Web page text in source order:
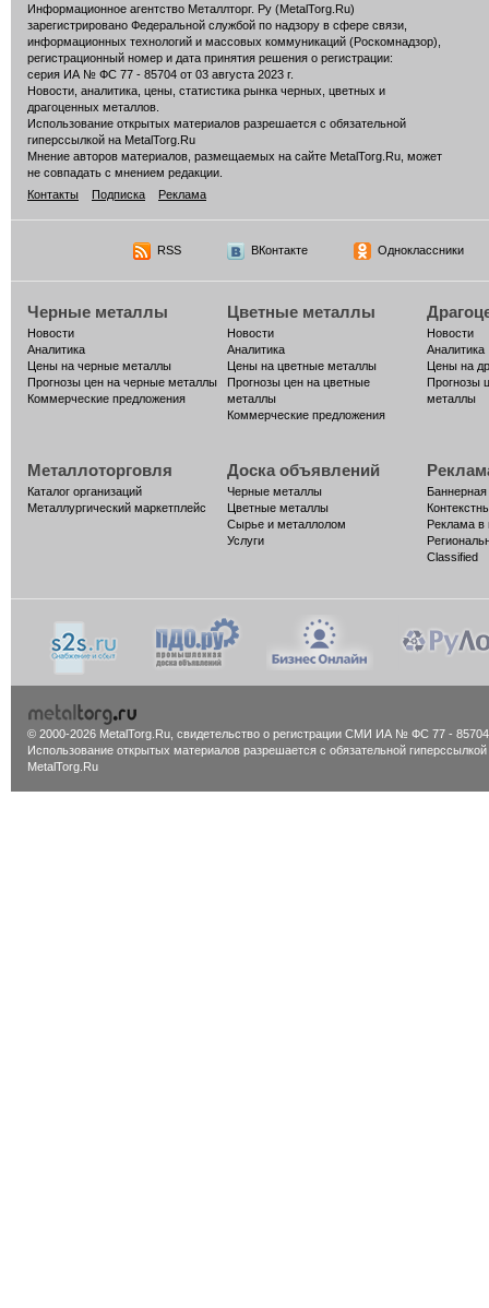
Информационное агентство Металлторг. Ру (MetalTorg.Ru)
зарегистрировано Федеральной службой по надзору в сфере связи,
информационных технологий и массовых коммуникаций (Роскомнадзор),
регистрационный номер и дата принятия решения о регистрации:
серия ИА № ФС 77 - 85704 от 03 августа 2023 г.
Новости, аналитика, цены, статистика рынка черных, цветных и
драгоценных металлов.
Использование открытых материалов разрешается с обязательной
гиперссылкой на MetalTorg.Ru
Мнение авторов материалов, размещаемых на сайте MetalTorg.Ru, может
не совпадать с мнением редакции.
Контакты
Подписка Реклама
RSS ВКонтакте Одноклассники
Черные металлы
Новости
Аналитика
Цены на черные металлы
Прогнозы цен на черные металлы
Коммерческие предложения
Цветные металлы
Новости
Аналитика
Цены на цветные металлы
Прогнозы цен на цветные
металлы
Коммерческие предложения
Новости
Аналитика
Цены на
Прогнозы
металлы
Металлоторговля
Каталог организаций
Металлургический маркетплейс
Доска объявлений
Черные металлы
Цветные металлы
Сырье и металлолом
Услуги
Реклама в
Classified
© 2000-2026 MetalTorg.Ru, cвидетельство о регистрации СМИ ИА № ФС 77 - 85704
Использование открытых материалов разрешается с обязательной гиперссылкой
MetalTorg.Ru